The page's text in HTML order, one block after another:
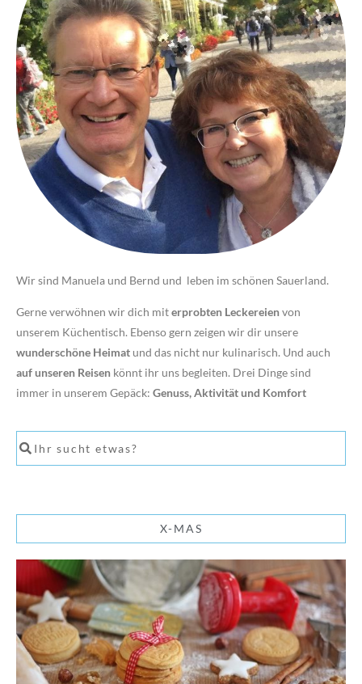
Wir sind Manuela und Bernd und leben im schönen Sauerland.
Gerne verwöhnen wir dich miterprobten Leckereienvon
unserem Küchentisch. Ebenso gern zeigen wir dir unsere
wunderschöne Heimat und das nicht nur kulinarisch. Und auch
auf unseren Reisen könnt ihr uns begleiten. Drei Dinge sind
immer in unserem Gepäck: Genuss, Aktivität und Komfort
X-MAS